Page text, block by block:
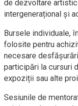
de dezvoltare
intergenerațional și
Bursele individuale,
folosite pentru
necesare
participări la cursuri
expoziții sau alte
Sesiunile de